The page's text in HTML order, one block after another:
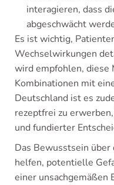
interagieren, dass
abgeschwächt
Es ist wichtig,
Wechselwirkungen
wird empfohlen, diese
Kombinationen mit
Deutschland ist es
rezeptfrei zu
und fundierter
Das Bewusstsein
helfen, potentielle
einer unsachgemäßen